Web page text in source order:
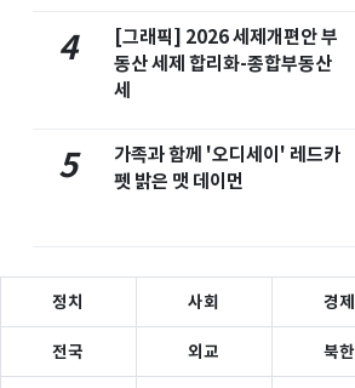
4
[그래픽] 2026 세제개편안 부
동산 세제 합리화-종합부동산
세
5
가족과 함께 '오디세이' 레드카
펫 밝은 맷 데이먼
정치 사회 경제
전국 외교 북한